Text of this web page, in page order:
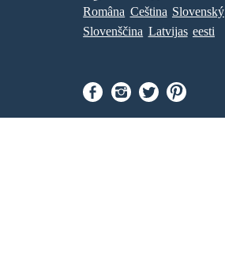
Româna Ceština Slovenský
Slovenščina Latvijas eesti